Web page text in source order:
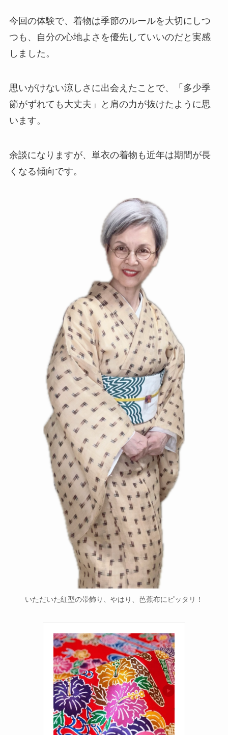
今回の体験で、着物は季節のルールを大切にしつ
つも、自分の心地よさを優先していいのだと実感
しました。
思いがけない涼しさに出会えたことで、「多少季
節がずれても大丈夫」と肩の力が抜けたように思
います。
余談になりますが、単衣の着物も近年は期間が長
くなる傾向です。
いただいた紅型の帯飾り、やはり、芭蕉布にピッタリ！